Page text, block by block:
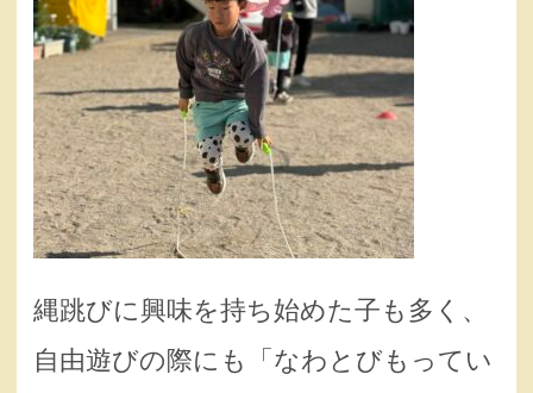
縄跳びに興味を持ち始めた子も多く、
自由遊びの際にも「なわとびもってい